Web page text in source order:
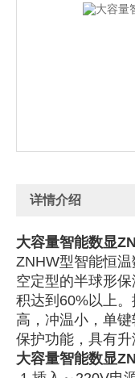
详情介绍
大容量智能数显
ZNHW型智能恒
空定型的半球形
积达到60%以上
高，冲温小，单
保护功能，具有
大容量智能数显